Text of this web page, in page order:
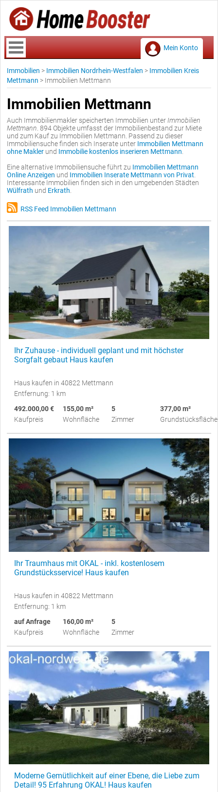
Mein Konto
Immobilien > Immobilien Nordrhein-Westfalen > Immobilien Kreis
Mettmann > Immobilien Mettmann
Immobilien Mettmann
Auch Immobilienmakler speicherten Immobilien unter Immobilien
Mettmann . 894 Objekte umfasst der Immobilienbestand zur Miete
und zum Kauf zu Immobilien Mettmann. Passend zu dieser
Immobiliensuche finden sich Inserate unter Immobilien Mettmann
ohne Makler und Immobilie kostenlos inserieren Mettmann
Eine alternative Immobiliensuche führt zu Immobilien Mettmann
Online Anzeigen und Immobilien Inserate Mettmann von Privat
Interessante Immobilien finden sich in den umgebenden Städten
Wülfrath und Erkrath
RSS Feed Immobilien Mettmann
Ihr Zuhause - individuell geplant und mit höchster
Sorgfalt gebaut Haus kaufen
Haus kaufen in 40822 Mettmann
Entfernung: 1 km
492.000,00 €
Kaufpreis
155,00 m²
Wohnfläche
5
Zimmer
377,00 m²
Grundstücksfläche
Ihr Traumhaus mit OKAL - inkl. kostenlosem
Grundstücksservice! Haus kaufen
Haus kaufen in 40822 Mettmann
Entfernung: 1 km
auf Anfrage
Kaufpreis
160,00 m²
Wohnfläche
5
Zimmer
Moderne Gemütlichkeit auf einer Ebene, die Liebe zum
Detail! 95 Erfahrung OKAL! Haus kaufen